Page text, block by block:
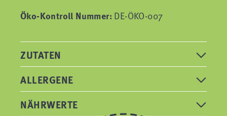
Öko-Kontroll Nummer: DE-ÖKO-007
ZUTATEN
ALLERGENE
NÄHRWERTE